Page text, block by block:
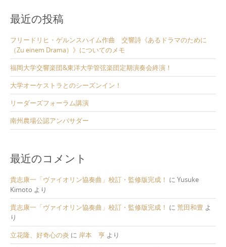
最近の投稿
フリードリヒ・ゲルンスハイム作曲 交響詩《あるドラマのために
（Zu einem Drama）》についてのメモ
福岡大学交響楽団&東洋大学管弦楽団定期演奏会終演！
大学オーケストラとのシーズンイン！
リーダーズフォーラム講演
南州農場公認アンバサダー
最近のコメント
貴志康一「ヴァイオリン協奏曲」校訂・監修版完成！ に Yusuke
Kimoto より
貴志康一「ヴァイオリン協奏曲」校訂・監修版完成！ に 荒田和豊 よ
り
立花隆、好奇心の炎 に 岸本 亨 より